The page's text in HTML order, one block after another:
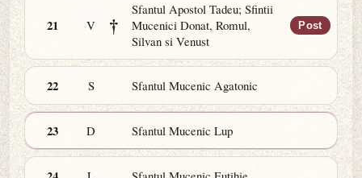
21 V †
Sfantul Apostol Tadeu; Sfintii
Mucenici Donat, Romul,
Silvan si Venust
Post
22 S Sfantul Mucenic Agatonic
23 D Sfantul Mucenic Lup